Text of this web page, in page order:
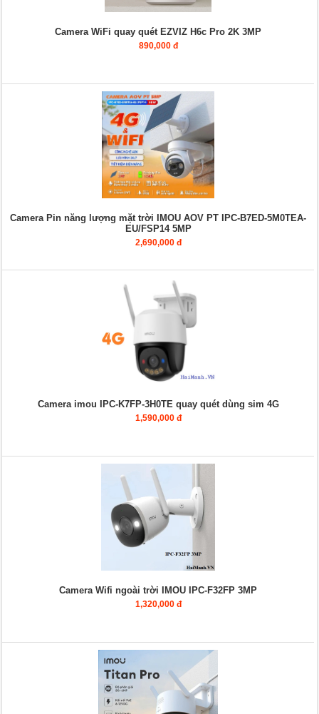
Camera WiFi quay quét EZVIZ H6c Pro 2K 3MP
890,000 đ
Camera Pin năng lượng mặt trời IMOU AOV PT IPC-B7ED-5M0TEA-
EU/FSP14 5MP
2,690,000 đ
Camera imou IPC-K7FP-3H0TE quay quét dùng sim 4G
1,590,000 đ
Camera Wifi ngoài trời IMOU IPC-F32FP 3MP
1,320,000 đ